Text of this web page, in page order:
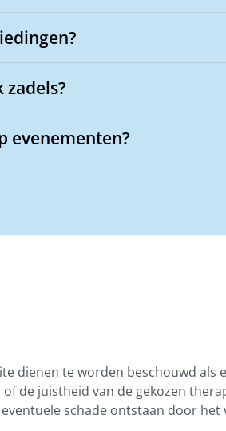
evenementen?
dienen te worden beschouwd
de juistheid van de gekozen
schade ontstaan door